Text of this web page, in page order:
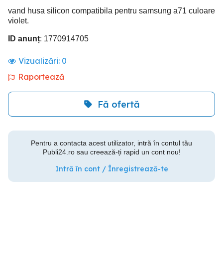
vand husa silicon compatibila pentru samsung a71 culoare
violet.
ID anunț: 1770914705
Vizualizări: 0
Raportează
Fă ofertă
Pentru a contacta acest utilizator, intră în contul tău
Publi24.ro sau creează-ți rapid un cont nou!
Intră în cont / Înregistrează-te